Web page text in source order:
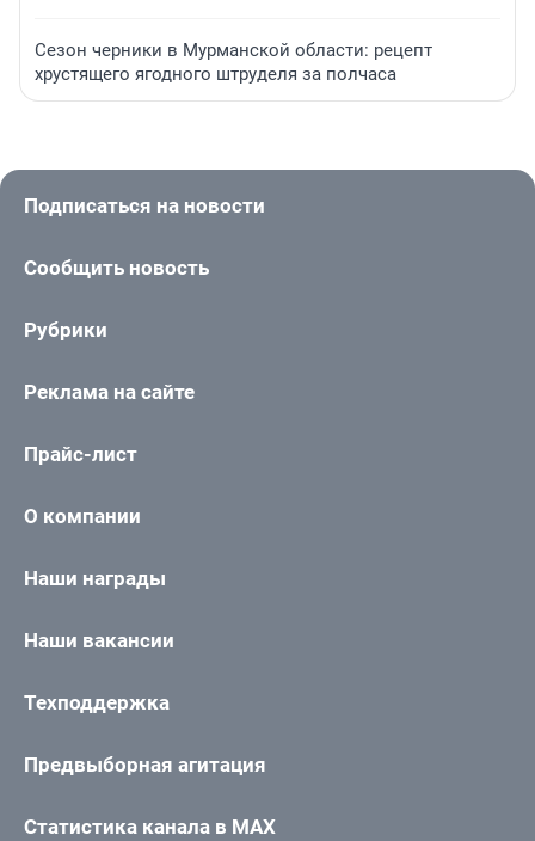
Сезон черники в Мурманской области: рецепт
хрустящего ягодного штруделя за полчаса
Подписаться на новости
Сообщить новость
Рубрики
Реклама на сайте
Прайс-лист
О компании
Наши награды
Наши вакансии
Техподдержка
Предвыборная агитация
Статистика канала в MAX